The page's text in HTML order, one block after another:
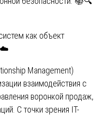
как объект
Management)
взаимодействия с
воронкой продаж,
С точки зрения IT-